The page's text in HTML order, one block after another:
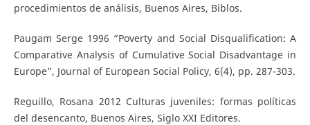
procedimientos de análisis, Buenos Aires, Biblos.
Paugam Serge 1996 “Poverty and Social Disqualification: A
Comparative Analysis of Cumulative Social Disadvantage in
Europe”, Journal of European Social Policy, 6(4), pp. 287-303.
Reguillo, Rosana 2012 Culturas juveniles: formas políticas
del desencanto, Buenos Aires, Siglo XXI Editores.